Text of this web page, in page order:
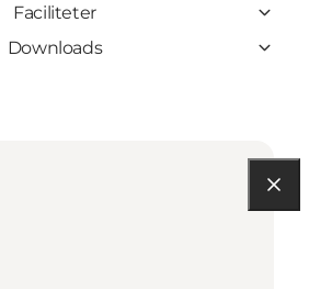
Faciliteter
Downloads